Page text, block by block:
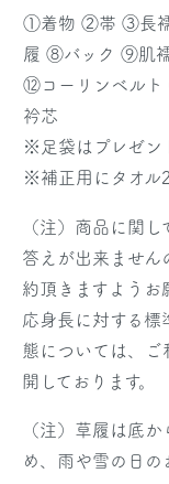
①着物 ②帯 ③長
履 ⑧バック ⑨肌
⑫コーリンベル
衿芯
※足袋はプレゼン
※補正用にタオル
（注）商品に関
答えが出来ません
約頂きますようお
応身長に対する標
態については、ご
開しております。
（注）草履は底
め、雨や雪の日の